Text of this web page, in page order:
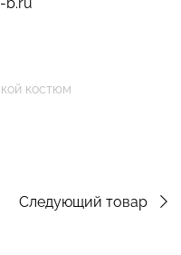
b.ru
костюм
Следующий товар